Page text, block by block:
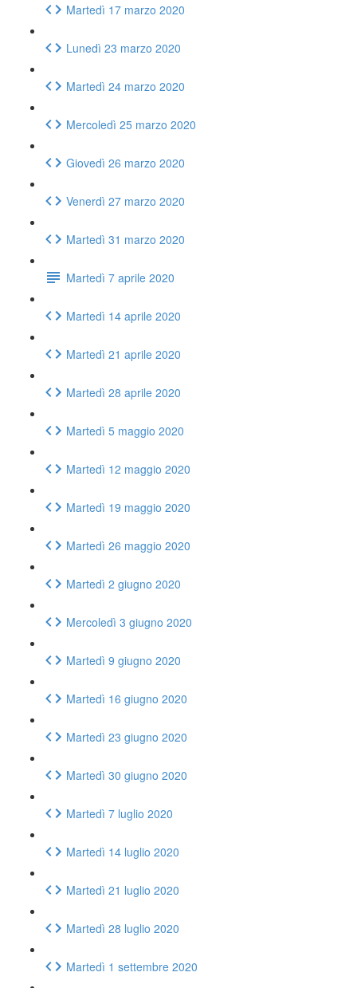
Martedì 17 marzo 2020
Lunedì 23 marzo 2020
Martedì 24 marzo 2020
Mercoledì 25 marzo 2020
Giovedì 26 marzo 2020
Venerdì 27 marzo 2020
Martedì 31 marzo 2020
Martedì 7 aprile 2020
Martedì 14 aprile 2020
Martedì 21 aprile 2020
Martedì 28 aprile 2020
Martedì 5 maggio 2020
Martedì 12 maggio 2020
Martedì 19 maggio 2020
Martedì 26 maggio 2020
Martedì 2 giugno 2020
Mercoledì 3 giugno 2020
Martedì 9 giugno 2020
Martedì 16 giugno 2020
Martedì 23 giugno 2020
Martedì 30 giugno 2020
Martedì 7 luglio 2020
Martedì 14 luglio 2020
Martedì 21 luglio 2020
Martedì 28 luglio 2020
Martedì 1 settembre 2020